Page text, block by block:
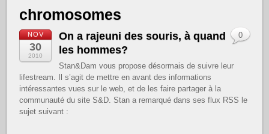
chromosomes
NOV
30
2010
On a rajeuni des souris, à quand
les hommes?
Stan&Dam vous propose désormais de suivre leur
lifestream. Il s’agit de mettre en avant des informations
intéressantes vues sur le web, et de les faire partager à la
communauté du site S&D. Stan a remarqué dans ses flux RSS le
sujet suivant :
0